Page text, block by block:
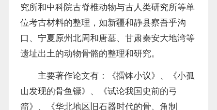
究所和中科院古脊椎动物与古人类研究所等单
位考古材料的整理，如新疆和静县察吾乎沟
口、宁夏原州北周和唐墓、甘肃秦安大地湾等
遗址出土的动物骨骼的整理和研究。
主要著作论文有：《擂钵小议》、《小孤
山发现的骨鱼镖》、《试论我国史前的弓
箭》、《华北地区旧石器时代的骨、角制